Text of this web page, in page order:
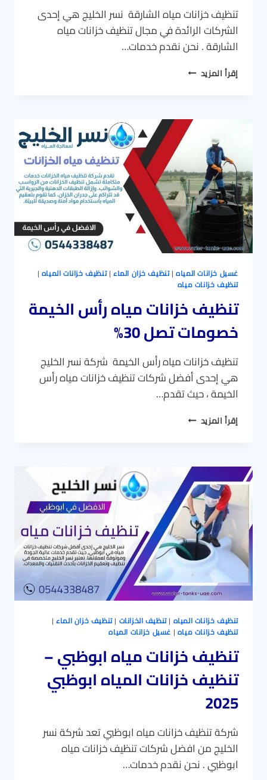
تنظيف خزانات مياه الشارقة نسر الخليج هي إحدى
الشركات الرائدة في مجال تنظيف خزانات مياه
الشارقة . نحن نقدم خدمات…
إقرأ المزيد تنظيف
خصم
يصل
غسيل خزانات المياه|تنظيف خزان الماء |تنظيف خزانات المياه |
تنظيف خزانات مياه
تنظيف خزانات مياه رأس الخيمة
خصومات تصل 30%
تنظيف خزانات مياه رأس الخيمة شركة نسر الخليج
هي إحدى أفضل شركات تنظيف خزانات مياه رأس
الخيمة ، حيث تقدم…
إقرأ المزيد تنظيف
الخيمة
خصومات
تصل
30%
تنظيف خزانات المياه |تنظيف الخزانات |تنظيف خزان الماء|
تنظيف خزانات مياه | غسيل خزانات المياه
تنظيف خزانات مياه ابوظبي –
تنظيف خزانات المياه ابوظبي
2025
شركة تنظيف خزانات مياه ابوظبي تعد شركة نسر
الخليج من افضل شركات تنظيف خزانات مياه
ابوظبي . نحن نقدم خدمات…